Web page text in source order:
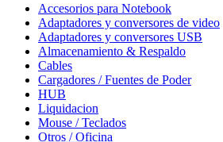
Accesorios para Notebook
Adaptadores y conversores de video
Adaptadores y conversores USB
Almacenamiento & Respaldo
Cables
Cargadores / Fuentes de Poder
HUB
Liquidacion
Mouse / Teclados
Otros / Oficina